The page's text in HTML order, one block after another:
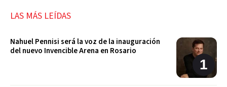
LAS MÁS LEÍDAS
Nahuel Pennisi será la voz de la inauguración
del nuevo Invencible Arena en Rosario